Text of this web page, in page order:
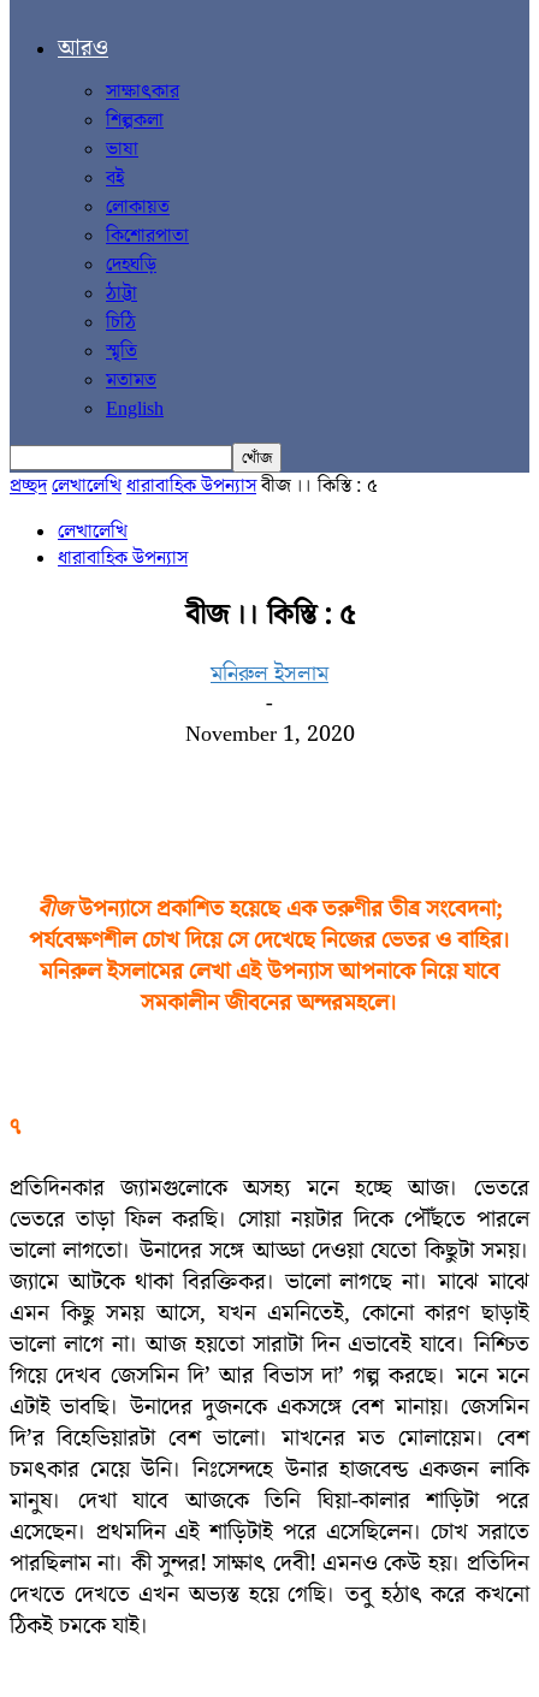
আরও
সাক্ষাৎকার
শিল্পকলা
ভাষা
বই
লোকায়ত
কিশোরপাতা
দেহঘড়ি
ঠাট্টা
চিঠি
স্মৃতি
মতামত
English
প্রচ্ছদলেখালেখিধারাবাহিক উপন্যাসবীজ ।। কিস্তি : ৫
লেখালেখি
ধারাবাহিক উপন্যাস
বীজ ।। কিস্তি : ৫
মনিরুল ইসলাম
-
November 1, 2020
বীজউপন্যাসে প্রকাশিত হয়েছে এক তরুণীর তীব্র সংবেদনা;
পর্যবেক্ষণশীল চোখ দিয়ে সে দেখেছে নিজের ভেতর ও বাহির।
মনিরুল ইসলামের লেখা এই উপন্যাস আপনাকে নিয়ে যাবে
সমকালীন জীবনের অন্দরমহলে।
৭
প্রতিদিনকার জ্যামগুলোকে অসহ্য মনে হচ্ছে আজ। ভেতরে
ভেতরে তাড়া ফিল করছি। সোয়া নয়টার দিকে পৌঁছতে পারলে
ভালো লাগতো। উনাদের সঙ্গে আড্ডা দেওয়া যেতো কিছুটা সময়।
জ্যামে আটকে থাকা বিরক্তিকর। ভালো লাগছে না। মাঝে মাঝে
এমন কিছু সময় আসে, যখন এমনিতেই, কোনো কারণ ছাড়াই
ভালো লাগে না। আজ হয়তো সারাটা দিন এভাবেই যাবে। নিশ্চিত
গিয়ে দেখব জেসমিন দি’ আর বিভাস দা’ গল্প করছে। মনে মনে
এটাই ভাবছি। উনাদের দুজনকে একসঙ্গে বেশ মানায়। জেসমিন
দি’র বিহেভিয়ারটা বেশ ভালো। মাখনের মত মোলায়েম। বেশ
চমৎকার মেয়ে উনি। নিঃসেন্দহে উনার হাজবেন্ড একজন লাকি
মানুষ। দেখা যাবে আজকে তিনি ঘিয়া-কালার শাড়িটা পরে
এসেছেন। প্রথমদিন এই শাড়িটাই পরে এসেছিলেন। চোখ সরাতে
পারছিলাম না। কী সুন্দর! সাক্ষাৎ দেবী! এমনও কেউ হয়। প্রতিদিন
দেখতে দেখতে এখন অভ্যস্ত হয়ে গেছি। তবু হঠাৎ করে কখনো
ঠিকই চমকে যাই।